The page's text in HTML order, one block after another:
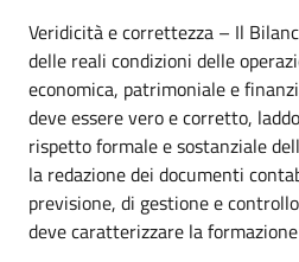
Veridicità e correttezza – Il
delle reali condizioni delle
economica, patrimoniale e
deve essere vero e corretto,
rispetto formale e sostanziale
la redazione dei documenti
previsione, di gestione e
deve caratterizzare la